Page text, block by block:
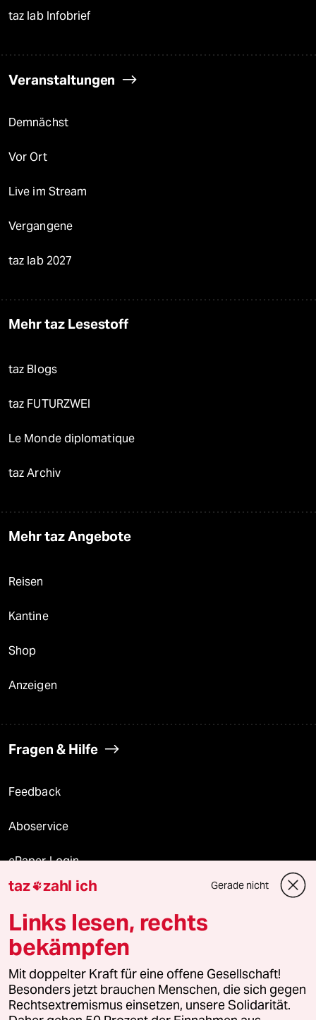
taz lab Infobrief
Veranstaltungen
Demnächst
Vor Ort
Live im Stream
Vergangene
taz lab 2027
Mehr taz Lesestoff
taz Blogs
taz FUTURZWEI
Le Monde diplomatique
taz Archiv
Mehr taz Angebote
Reisen
Kantine
Shop
Anzeigen
Fragen & Hilfe
Feedback
Aboservice
ePaper Login
Downloads für Abonnierende
© 2026 taz Verlags und Vertriebs GmbH
Alle Rechte vorbehalten. Bei rechtlichen Fragen oder für Genehmigungen
wenden Sie sich bitte an
lizenzen@taz.de
taz zahl ich Gerade nicht
Links lesen, rechts
bekämpfen
Mit doppelter Kraft für eine offene Gesellschaft!
Besonders jetzt brauchen Menschen, die sich gegen
Rechtsextremismus einsetzen, unsere Solidarität.